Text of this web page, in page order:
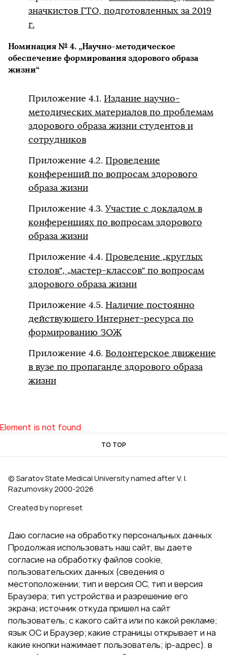
значкистов ГТО, подготовленных за 2019
г.
Номинация № 4. „Научно-методическое
обеспечение формирования здорового образа
жизни“
Приложение 4.1. Издание научно-
методических материалов по проблемам
здорового образа жизни студентов и
сотрудников
Приложение 4.2. Проведение
конференций по вопросам здорового
образа жизни
Приложение 4.3.Участие с докладом в
конференциях по вопросам здорового
образа жизни
Приложение 4.4. Проведение „круглых
столов“, „мастер-классов“ по вопросам
здорового образа жизни
Приложение 4.5. Наличие постоянно
действующего Интернет-ресурса по
формированию ЗОЖ
Приложение 4.6. Волонтерское движение
в вузе по пропаганде здорового образа
жизни
Element is not found
TO TOP
© Saratov State Medical University named after V. I.
Razumovsky 2000‑2026
Created by nopreset
Даю согласие на обработку персональных данных
Продолжая использовать наш сайт, вы даете
согласие на обработку файлов cookie,
пользовательских данных (сведения о
местоположении; тип и версия ОС, тип и версия
Браузера; тип устройства и разрешение его
экрана; источник откуда пришел на сайт
пользователь; с какого сайта или по какой рекламе;
язык ОС и Браузер; какие страницы открывает и на
какие кнопки нажимает пользователь; ip-адрес). в